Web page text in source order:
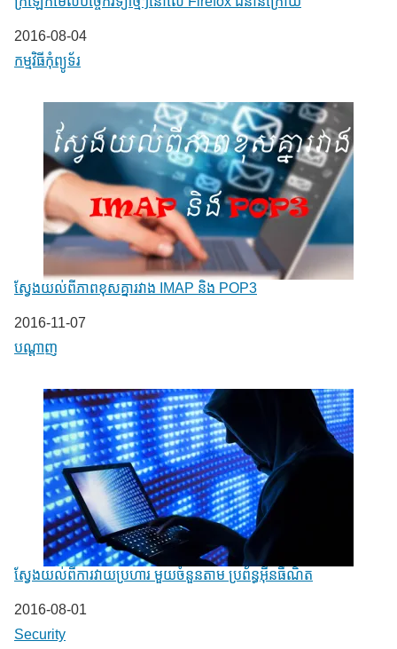
Date
2016-08-04
In relation to
កម្មវិធីកុំព្យូទ័រ
ស្វែងយល់ពីភាពខុសគ្នារវាង IMAP និង POP3
Date
2016-11-07
In relation to
បណ្តាញ
ស្វែងយល់ពីការវាយប្រហារ មួយចំនួនតាម ប្រព័ន្ធអុីនធឺណិត
Date
2016-08-01
In relation to
Security